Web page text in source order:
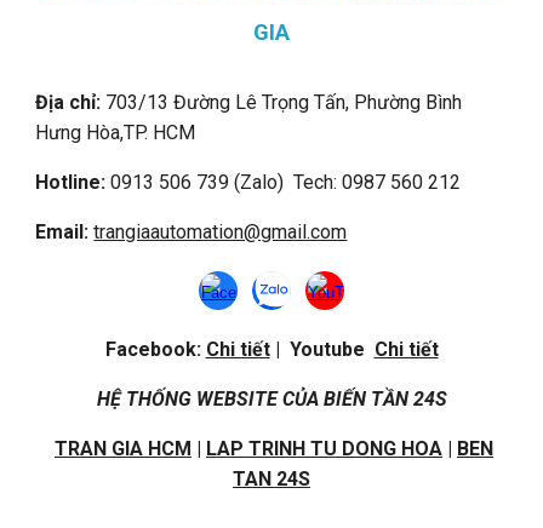
GIA
Địa chỉ: 703/13 Đường Lê Trọng Tấn, Phường Bình
Hưng Hòa,TP. HCM
Hotline: 0913 506 739 (Zalo) Tech: 0987 560 212
Email:trangiaautomation@gmail.com
Facebook: Chi tiết| Youtube Chi tiết
HỆ THỐNG WEBSITE CỦA BIẾN TẦN 24S
TRAN GIA HCM | LAP TRINH TU DONG HOA | BEN
TAN 24S